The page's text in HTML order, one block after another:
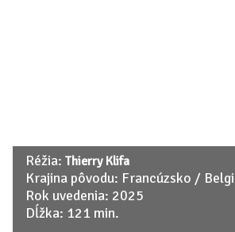
Réžia: Thierry Klifa
Krajina pôvodu: Francúzsko /
Rok uvedenia: 2025
Dĺžka: 121 min.